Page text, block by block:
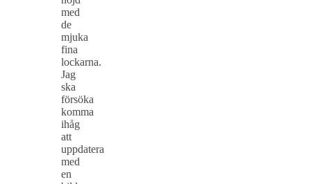
med
de
mjuka
fina
lockarna.
Jag
ska
försöka
komma
ihåg
att
uppdatera
med
en